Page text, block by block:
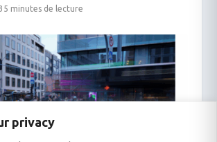
privacy
minutes de lecture